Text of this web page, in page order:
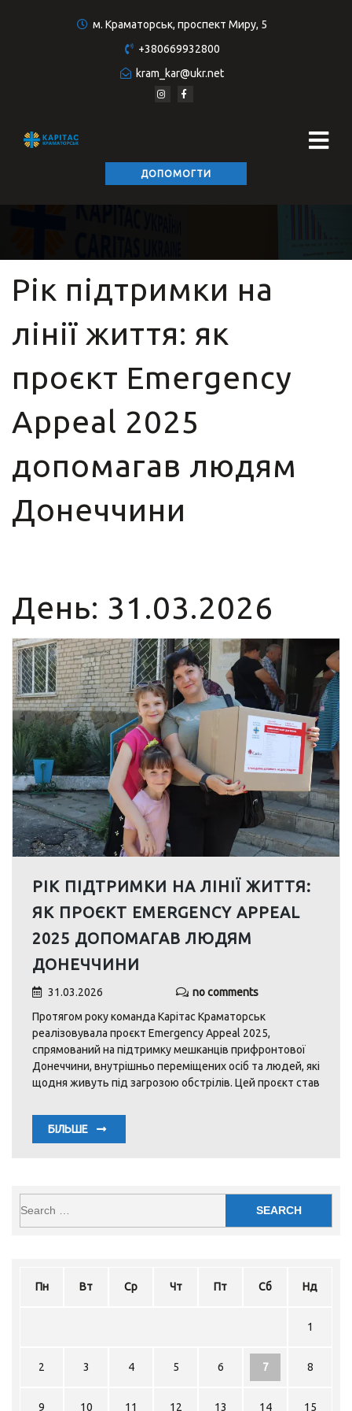
м. Краматорськ, проспект Миру, 5
+380669932800
kram_kar@ukr.net
ДОПОМОГТИ
Рік підтримки на
лінії життя: як
проєкт Emergency
Appeal 2025
допомагав людям
Донеччини
День: 31.03.2026
РІК ПІДТРИМКИ НА ЛІНІЇ ЖИТТЯ:
ЯК ПРОЄКТ EMERGENCY APPEAL
2025 ДОПОМАГАВ ЛЮДЯМ
ДОНЕЧЧИНИ
31.03.2026
no comments
Протягом року команда Карітас Краматорськ
реалізовувала проєкт Emergency Appeal 2025,
спрямований на підтримку мешканців прифронтової
Донеччини, внутрішньо переміщених осіб та людей, які
щодня живуть під загрозою обстрілів. Цей проєкт став
БІЛЬШЕ
Пн Вт Ср Чт Пт Сб Нд
1
2 3 4 5 6 7 8
9 10 11 12 13 14 15